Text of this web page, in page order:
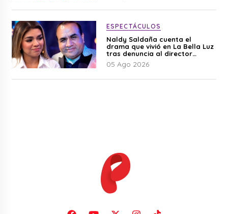
ESPECTÁCULOS
Naldy Saldaña cuenta el
drama que vivió en La Bella Luz
tras denuncia al director
musical: “No me parece justo”
05 Ago 2026